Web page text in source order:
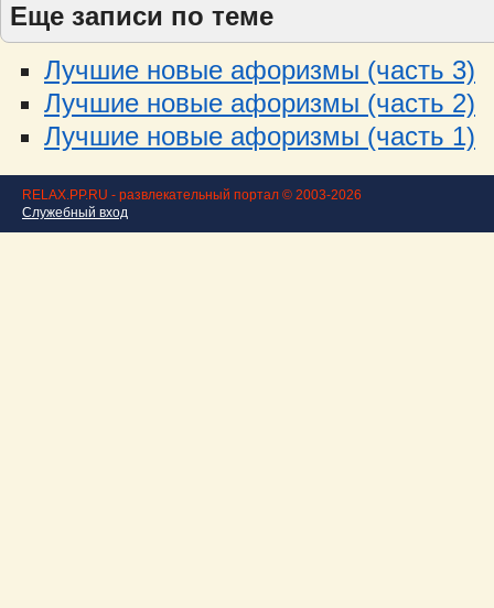
Еще записи по теме
Лучшие новые афоризмы (часть 3)
Лучшие новые афоризмы (часть 2)
Лучшие новые афоризмы (часть 1)
RELAX.PP.RU - развлекательный портал © 2003-2026
Служебный вход